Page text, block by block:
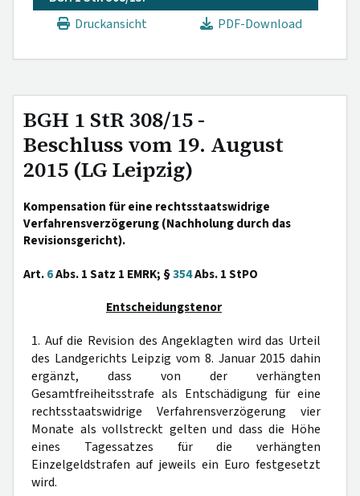
Druckansicht
PDF-Download
BGH 1 StR 308/15 -
Beschluss vom 19. August
2015 (LG Leipzig)
Kompensation für eine rechtsstaatswidrige
Verfahrensverzögerung (Nachholung durch das
Revisionsgericht).
Art.6Abs. 1 Satz 1 EMRK; §354Abs. 1 StPO
Entscheidungstenor
1. Auf die Revision des Angeklagten wird das Urteil
des Landgerichts Leipzig vom 8. Januar 2015 dahin
ergänzt, dass von der verhängten
Gesamtfreiheitsstrafe als Entschädigung für eine
rechtsstaatswidrige Verfahrensverzögerung vier
Monate als vollstreckt gelten und dass die Höhe
eines Tagessatzes für die verhängten
Einzelgeldstrafen auf jeweils ein Euro festgesetzt
wird.